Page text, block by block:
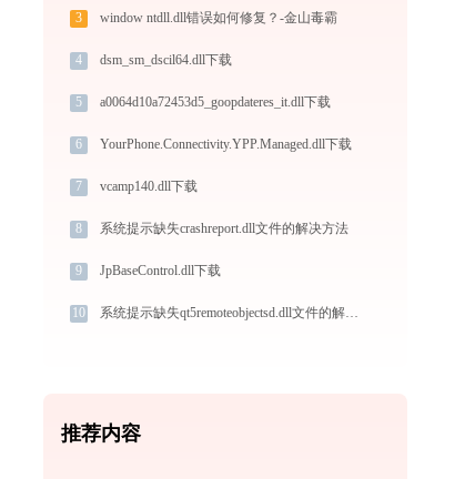
3 window ntdll.dll错误如何修复？-金山毒霸
4 dsm_sm_dscil64.dll下载
5 a0064d10a72453d5_goopdateres_it.dll下载
6 YourPhone.Connectivity.YPP.Managed.dll下载
7 vcamp140.dll下载
8 系统提示缺失crashreport.dll文件的解决方法
9 JpBaseControl.dll下载
10 系统提示缺失qt5remoteobjectsd.dll文件的解决方法
推荐内容